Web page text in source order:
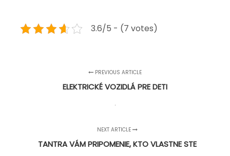
3.6/5 - (7 votes)
PREVIOUS ARTICLE
ELEKTRICKÉ VOZIDLÁ PRE DETI
NEXT ARTICLE
TANTRA VÁM PRIPOMENIE, KTO VLASTNE STE